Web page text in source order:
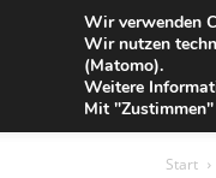
Blog
der
Start
Wir verwenden
Wir nutzen
(Matomo).
Weitere
Mit